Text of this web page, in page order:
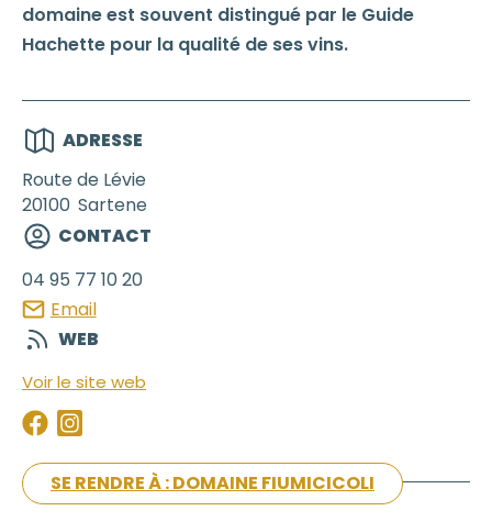
domaine est souvent distingué par le Guide
Hachette pour la qualité de ses vins.
ADRESSE
Route de Lévie
20100 Sartene
CONTACT
04 95 77 10 20
Email
WEB
Voir le site web
SE RENDRE À : DOMAINE FIUMICICOLI